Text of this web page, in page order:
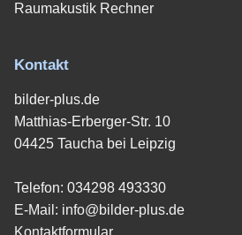
Raumakustik Rechner
Kontakt
bilder-plus.de
Matthias-Erberger-Str. 10
04425 Taucha bei Leipzig
Telefon: 034298 493330
E-Mail: info@bilder-plus.de
Kontaktformular